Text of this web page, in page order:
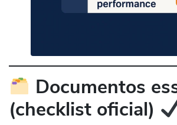
Documentos
(checklist oficial)